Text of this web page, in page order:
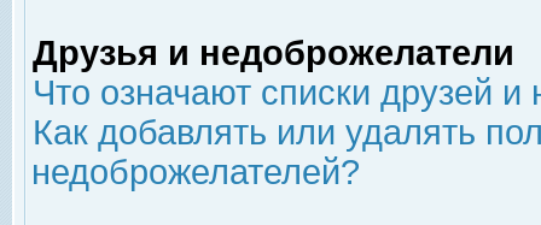
Друзья и недоброжелатели
Что означают списки друзей
Как добавлять или удалять
недоброжелателей?